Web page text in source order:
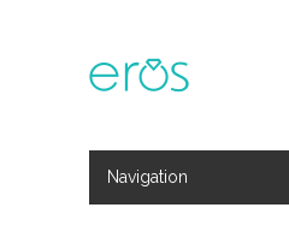
Navigation